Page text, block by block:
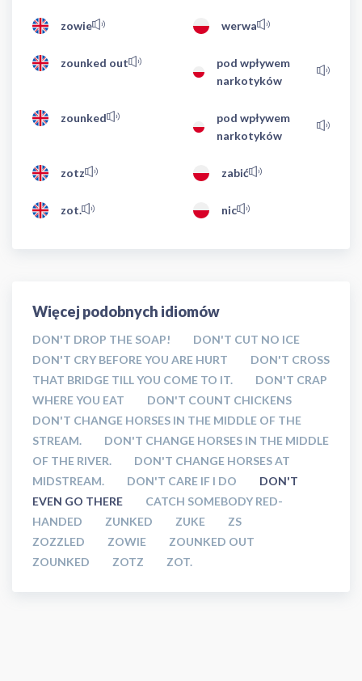
zowie werwa
zounked out
pod wpływem
narkotyków
zounked
pod wpływem
narkotyków
zotz zabić
zot. nic
Więcej podobnych idiomów
DON'T DROP THE SOAP!
DON'T CUT NO ICE
DON'T CRY BEFORE YOU ARE HURT
DON'T CROSS
THAT BRIDGE TILL YOU COME TO IT.
DON'T CRAP
WHERE YOU EAT
DON'T COUNT CHICKENS
DON'T CHANGE HORSES IN THE MIDDLE OF THE
STREAM.
DON'T CHANGE HORSES IN THE MIDDLE
OF THE RIVER.
DON'T CHANGE HORSES AT
MIDSTREAM.
DON'T CARE IF I DO
DON'T
EVEN GO THERE
CATCH SOMEBODY RED-
HANDED
ZUNKED ZUKE
ZS
ZOZZLED
ZOWIE
ZOUNKED OUT
ZOUNKED
ZOTZ ZOT.